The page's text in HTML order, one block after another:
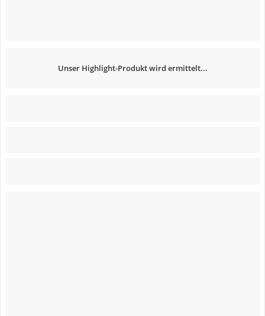
Unser Highlight-Produkt wird ermittelt...